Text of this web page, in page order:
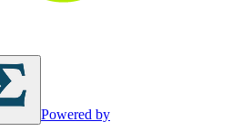
Powered by